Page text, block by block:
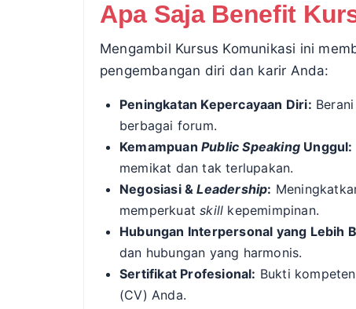
Apa Saja Benefit
Mengambil Kursus Komunikasi ini
pengembangan diri dan karir Anda:
Peningkatan Kepercayaan Diri:
berbagai forum.
Kemampuan Public Speaking Unggul:
memikat dan tak terlupakan.
Negosiasi &Leadership:
memperkuatskill kepemimpinan.
Hubungan Interpersonal yang Lebih
dan hubungan yang harmonis.
Sertifikat Profesional: Bukti
(CV) Anda.